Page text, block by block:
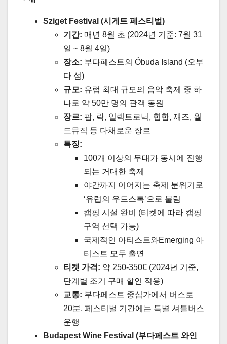
Sziget Festival (시게트 페스티벌)
기간: 매년 8월 초 (2024년 기준: 7월 31
일 ~ 8월 4일)
장소: 부다페스트의 Óbuda Island (오부
다 섬)
규모: 유럽 최대 규모의 음악 축제 중 하
나로 약 50만 명의 관객 동원
장르: 팝, 락, 일렉트로닉, 힙합, 재즈, 월
드뮤직 등 다채로운 장르
특징:
100개 이상의 무대가 동시에 진행
되는 거대한 축제
야간까지 이어지는 축제 분위기로
‘유럽의 우드스톡’으로 불림
캠핑 시설 완비 (티켓에 따라 캠핑
구역 선택 가능)
국제적인 아티스트와Emerging 아
티스트 모두 출연
티켓 가격: 약 250-350€ (2024년 기준,
단계별 조기 구매 할인 적용)
교통: 부다페스트 중심가에서 버스로
20분, 페스티벌 기간에는 특별 셔틀버스
운행
Budapest Wine Festival (부다페스트 와인